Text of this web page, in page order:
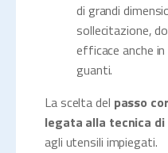
di grandi
sollecitazione,
efficace anche
guanti.
La scelta del passo
legata alla tecnica
agli utensili impiegati.